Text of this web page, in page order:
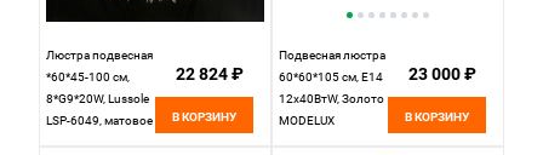
Люстра подвесная
*60*45-100 см,
8*G9*20W, Lussole
LSP-6049, матовое
22 824 ₽
В КОРЗИНУ
Подвесная люстра
60*60*105 см, Е14
12x40ВтW, Золото
MODELUX
23 000 ₽
В КОРЗИНУ